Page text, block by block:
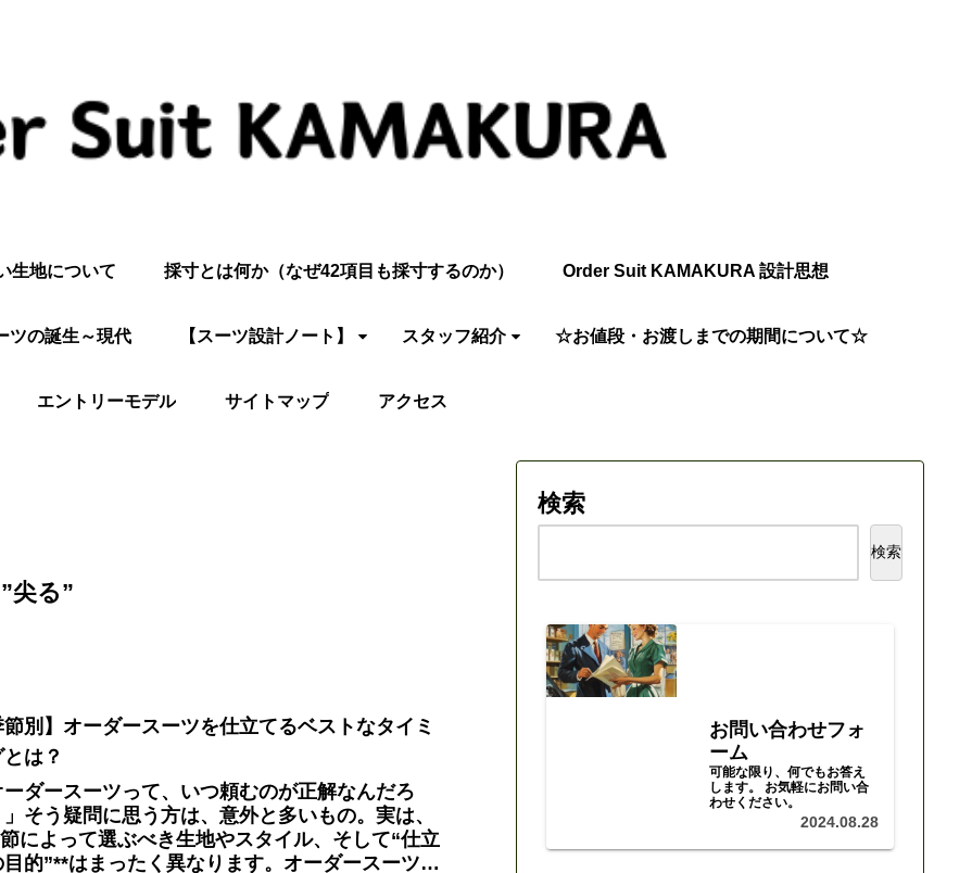
生地について 採寸とは何か（なぜ42項目も採寸するのか） Order Suit KAMAKURA 設計思想
ツの誕生～現代 【スーツ設計ノート】 スタッフ紹介 ☆お値段・お渡しまでの期間について☆
エントリーモデル サイトマップ アクセス
尖る”
節別】オーダースーツを仕立てるベストなタイミ
は？
ーダースーツって、いつ頼むのが正解なんだろ
」そう疑問に思う方は、意外と多いもの。実は、
によって選ぶべき生地やスタイル、そして“仕立
目的”**はまったく異なります。オーダースーツカ
検索
検索
お問い合わせフォ
ーム
可能な限り、何でもお答え
します。 お気軽にお問い合
わせください。
2024.08.28